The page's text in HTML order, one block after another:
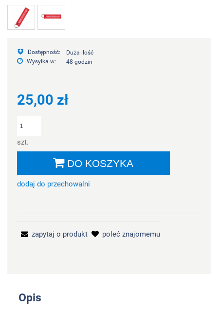
Dostępność:
Duża ilość
Wysyłka w:
48 godzin
25,00 zł
szt.
DO KOSZYKA
dodaj do przechowalni
zapytaj o produkt poleć znajomemu
Opis